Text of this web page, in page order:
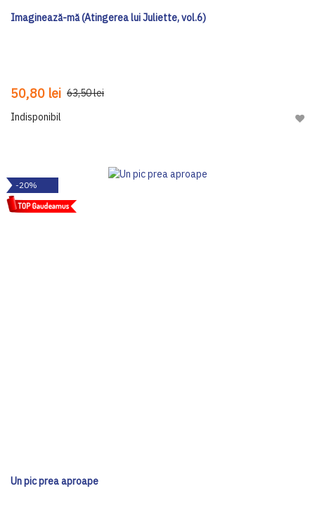
Imaginează-mă (Atingerea lui Juliette, vol.6)
50,80 lei 63,50 lei
Indisponibil
-20%
Un pic prea aproape